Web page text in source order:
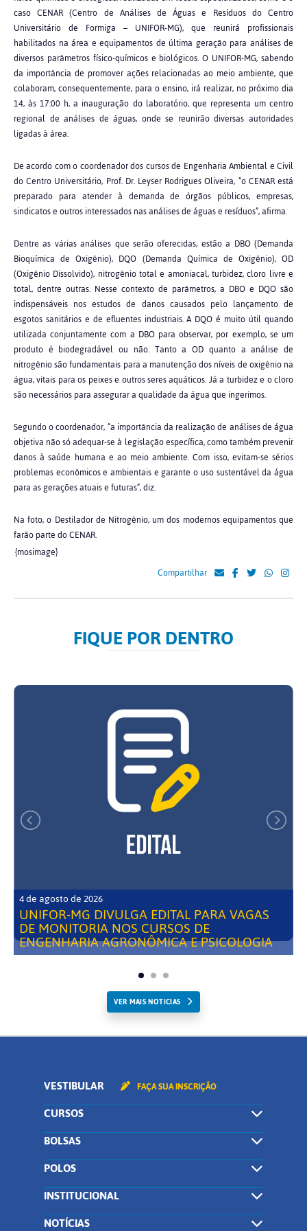
caso CENAR (Centro de Análises de Águas e Resíduos do Centro
Universitário de Formiga – UNIFOR-MG), que reunirá profissionais
habilitados na área e equipamentos de última geração para análises de
diversos parâmetros físico-químicos e biológicos. O UNIFOR-MG, sabendo
da importância de promover ações relacionadas ao meio ambiente, que
colaboram, consequentemente, para o ensino, irá realizar, no próximo dia
14, às 17:00 h, a inauguração do laboratório, que representa um centro
regional de análises de águas, onde se reunirão diversas autoridades
ligadas à área.
De acordo com o coordenador dos cursos de Engenharia Ambiental e Civil
do Centro Universitário, Prof. Dr. Leyser Rodrigues Oliveira, “o CENAR está
preparado para atender à demanda de órgãos públicos, empresas,
sindicatos e outros interessados nas análises de águas e resíduos”, afirma.
Dentre as várias análises que serão oferecidas, estão a DBO (Demanda
Bioquímica de Oxigênio), DQO (Demanda Química de Oxigênio), OD
(Oxigênio Dissolvido), nitrogênio total e amoniacal, turbidez, cloro livre e
total, dentre outras. Nesse contexto de parâmetros, a DBO e DQO são
indispensáveis nos estudos de danos causados pelo lançamento de
esgotos sanitários e de efluentes industriais. A DQO é muito útil quando
utilizada conjuntamente com a DBO para observar, por exemplo, se um
produto é biodegradável ou não. Tanto a OD quanto a análise de
nitrogênio são fundamentais para a manutenção dos níveis de oxigênio na
água, vitais para os peixes e outros seres aquáticos. Já a turbidez e o cloro
são necessários para assegurar a qualidade da água que ingerimos.
Segundo o coordenador, “a importância da realização de análises de água
objetiva não só adequar-se à legislação específica, como também prevenir
danos à saúde humana e ao meio ambiente. Com isso, evitam-se sérios
problemas econômicos e ambientais e garante o uso sustentável da água
para as gerações atuais e futuras”, diz.
Na foto, o Destilador de Nitrogênio, um dos modernos equipamentos que
farão parte do CENAR.
{mosimage}
Compartilhar
FIQUE POR DENTRO
4 de agosto de 2026
UNIFOR-MG DIVULGA EDITAL PARA VAGAS
DE MONITORIA NOS CURSOS DE
ENGENHARIA AGRONÔMICA E PSICOLOGIA
VER MAIS NOTICIAS
VESTIBULAR FAÇA SUA INSCRIÇÃO
CURSOS
BOLSAS
POLOS
INSTITUCIONAL
NOTÍCIAS